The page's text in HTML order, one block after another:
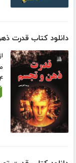
دانلود کتاب قدرت